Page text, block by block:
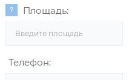
Площадь:
Телефон: